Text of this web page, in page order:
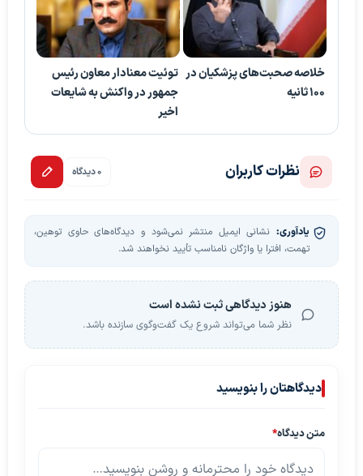
خلاصه صحبت‌های پزشکیان در
۱۰۰ ثانیه
توئیت معنادار معاون رئیس
جمهور در واکنش به شایعات
اخیر
نظرات کاربران 0 دیدگاه
یادآوری: نشانی ایمیل منتشر نمی‌شود و دیدگاه‌های حاوی توهین،
تهمت، افترا یا واژگان نامناسب تأیید نخواهند شد.
هنوز دیدگاهی ثبت نشده است
نظر شما می‌تواند شروع یک گفت‌وگوی سازنده باشد.
دیدگاهتان را بنویسید
متن دیدگاه*